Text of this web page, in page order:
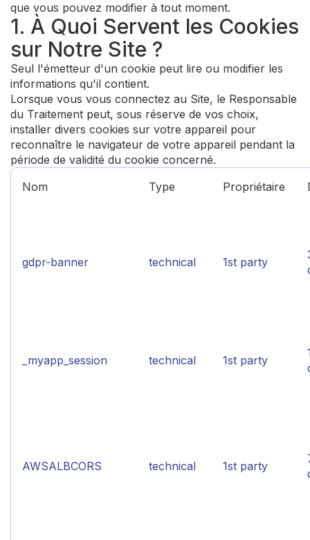
que vous pouvez modifier à tout moment.
1. À Quoi Servent les Cookies
sur Notre Site ?
Seul l'émetteur d'un cookie peut lire ou modifier les
informations qu'il contient.
Lorsque vous vous connectez au Site, le Responsable
du Traitement peut, sous réserve de vos choix,
installer divers cookies sur votre appareil pour
reconnaître le navigateur de votre appareil pendant la
période de validité du cookie concerné.
Nom
Type Propriétaire
gdpr-banner technical 1st party
_myapp_session technical 1st party
AWSALBCORS technical 1st party